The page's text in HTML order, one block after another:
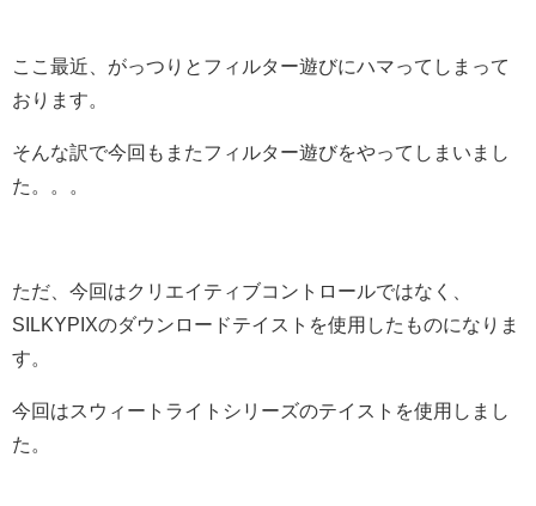
ここ最近、がっつりとフィルター遊びにハマってしまって
おります。
そんな訳で今回もまたフィルター遊びをやってしまいまし
た。。。
ただ、今回はクリエイティブコントロールではなく、
SILKYPIXのダウンロードテイストを使用したものになりま
す。
今回はスウィートライトシリーズのテイストを使用しまし
た。